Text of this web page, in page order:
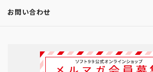
お問い合わせ